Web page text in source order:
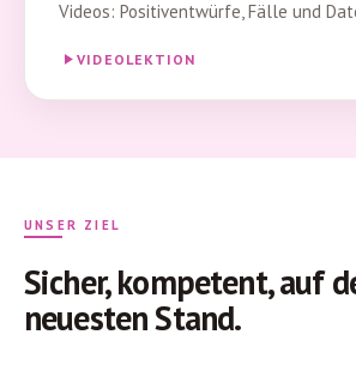
Videos: Positiventwürfe, Fälle und
VIDEOLEKTION
UNSER ZIEL
Sicher, kompetent, auf
neuesten Stand.